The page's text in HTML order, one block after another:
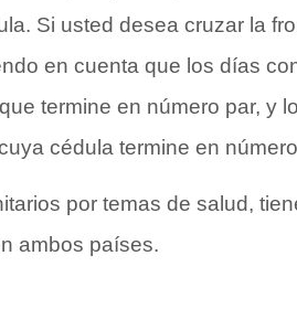
Si usted desea cruzar la
en cuenta que los días
termine en número par, y
cédula termine en
por temas de salud,
ambos países.